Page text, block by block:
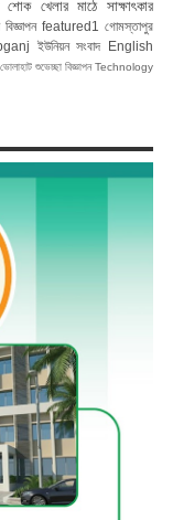
শোক খেলার মাঠে
সাক্ষাৎকার
featured1
গোমস্তাপুর
ইউনিয়ন সংবাদ
English
ভোলাহাট শুভেচ্ছা বিজ্ঞাপন Technology